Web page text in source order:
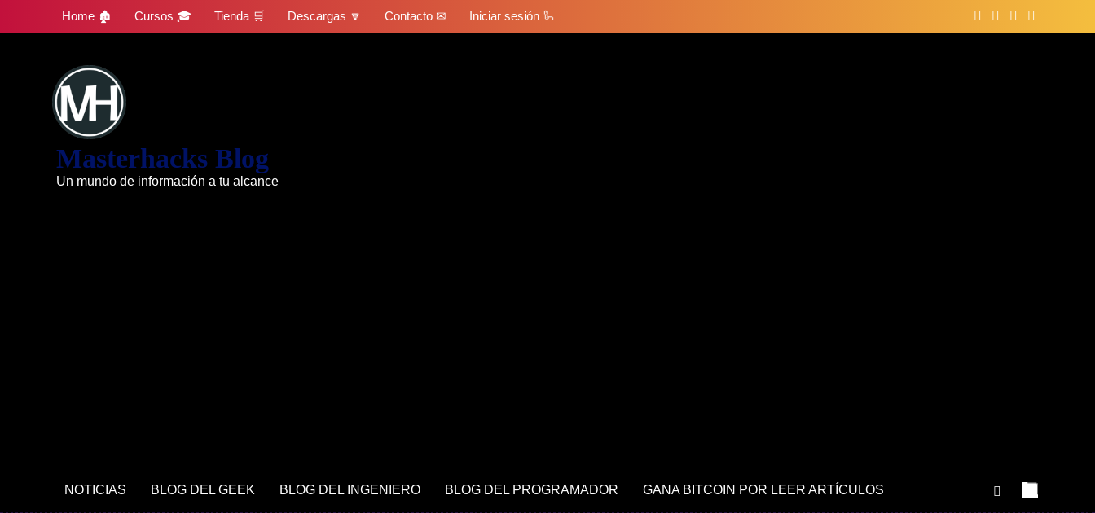
Home 🏚 Cursos 🎓 Tienda 🛒 Descargas 🔽 Contacto ✉ Iniciar sesión 🦾
Masterhacks Blog
Un mundo de información a tu alcance
NOTICIAS BLOG DEL GEEK BLOG DEL INGENIERO BLOG DEL PROGRAMADOR GANA BITCOIN POR LEER ARTÍCULOS